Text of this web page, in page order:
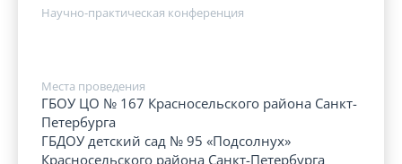
Научно-практическая конференция
Места проведения
ГБОУ ЦО № 167 Красносельского района Санкт-
Петербурга
ГБДОУ детский сад № 95 «Подсолнух»
Красносельского района Санкт-Петербурга